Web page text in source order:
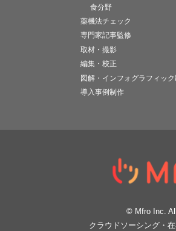
食分野
薬機法チェック
専門家記事監修
取材・撮影
編集・校正
図解・インフォグラフィッ
導入事例制作
© Mfro Inc.
クラウドソーシング・